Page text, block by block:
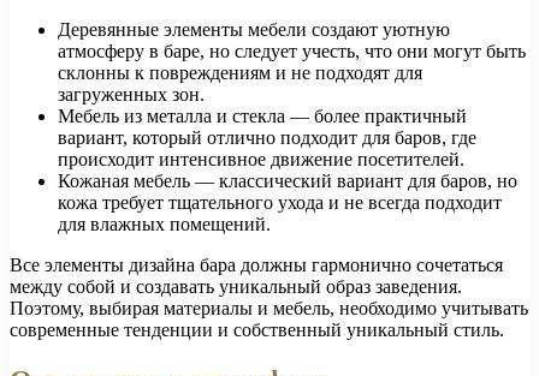
Деревянные элементы мебели создают уютную
атмосферу в баре, но следует учесть, что они могут быть
склонны к повреждениям и не подходят для
загруженных зон.
Мебель из металла и стекла — более практичный
вариант, который отлично подходит для баров, где
происходит интенсивное движение посетителей.
Кожаная мебель — классический вариант для баров, но
кожа требует тщательного ухода и не всегда подходит
для влажных помещений.
Все элементы дизайна бара должны гармонично сочетаться
между собой и создавать уникальный образ заведения.
Поэтому, выбирая материалы и мебель, необходимо учитывать
современные тенденции и собственный уникальный стиль.